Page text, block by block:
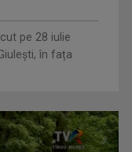
pe 28 iulie
în fața